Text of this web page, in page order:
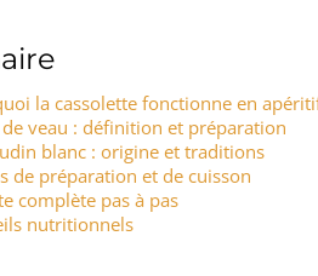
la cassolette fonctionne en
de veau : définition et préparation
blanc : origine et traditions
de préparation et de cuisson
complète pas à pas
nutritionnels